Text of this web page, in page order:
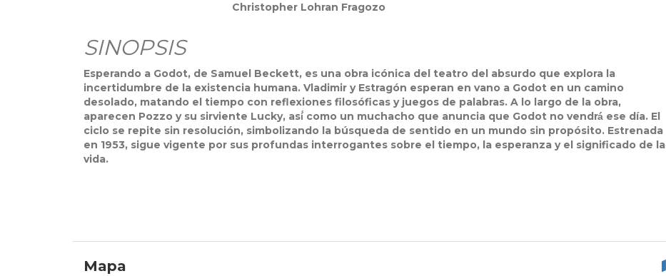
Christopher Lohran Fragozo
SINOPSIS
Esperando a Godot, de Samuel Beckett, es una obra icónica del teatro del absurdo que explora la
incertidumbre de la existencia humana. Vladimir y Estragón esperan en vano a Godot en un camino
desolado, matando el tiempo con reflexiones filosóficas y juegos de palabras. A lo largo de la obra,
aparecen Pozzo y su sirviente Lucky, así́ como un muchacho que anuncia que Godot no vendrá́ ese día. El
ciclo se repite sin resolución, simbolizando la búsqueda de sentido en un mundo sin propósito. Estrenada
en 1953, sigue vigente por sus profundas interrogantes sobre el tiempo, la esperanza y el significado de la
vida.
Mapa